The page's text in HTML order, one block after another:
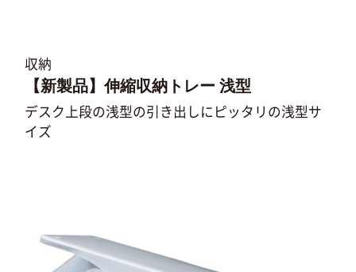
収納
【新製品】伸縮収納トレー 浅型
デスク上段の浅型の引き出しにピッタリの浅型サ
イズ